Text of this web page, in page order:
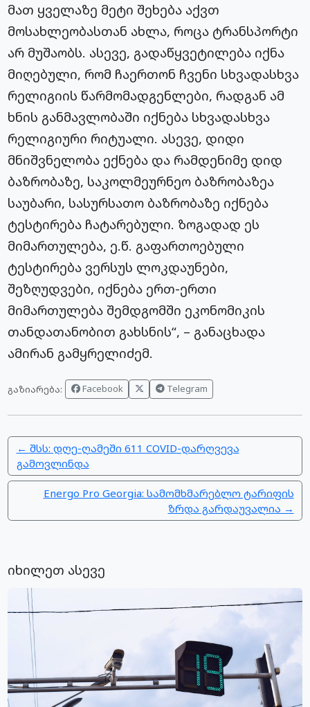
მათ ყველაზე მეტი შეხება აქვთ
მოსახლეობასთან ახლა, როცა ტრანსპორტი
არ მუშაობს. ასევე, გადაწყვეტილება იქნა
მიღებული, რომ ჩაერთონ ჩვენი სხვადასხვა
რელიგიის წარმომადგენლები, რადგან ამ
ხნის განმავლობაში იქნება სხვადასხვა
რელიგიური რიტუალი. ასევე, დიდი
მნიშვნელობა ექნება და რამდენიმე დიდ
ბაზრობაზე, საკოლმეურნეო ბაზრობაზეა
საუბარი, სასურსათო ბაზრობაზე იქნება
ტესტირება ჩატარებული. ზოგადად ეს
მიმართულება, ე.წ. გაფართოებული
ტესტირება ვერსუს ლოკდაუნები,
შეზღუდვები, იქნება ერთ-ერთი
მიმართულება შემდგომში ეკონომიკის
თანდათანობით გახსნის“, – განაცხადა
ამირან გამყრელიძემ.
გაზიარება: Facebook Telegram
← შსს: დღე-ღამეში 611 COVID-დარღვევა
გამოვლინდა
Energo Pro Georgia: სამომხმარებლო ტარიფის
ზრდა გარდაუვალია →
იხილეთ ასევე